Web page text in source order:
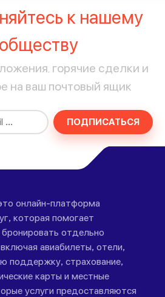
к нашему
горячие сделки и
на ваш почтовый ящик
ПОДПИСАТЬСЯ
онлайн-платформа
которая помогает
отдельно
авиабилеты, отели,
поддержку, страхование,
карты и местные
услуги предоставляются